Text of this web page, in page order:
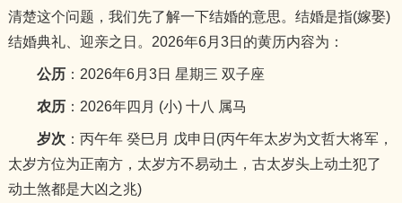
清楚这个问题，我们先了解一下结婚的意思。结婚是指(嫁娶)
结婚典礼、迎亲之日。2026年6月3日的黄历内容为：
公历：2026年6月3日 星期三 双子座
农历：2026年四月 (小) 十八 属马
岁次 ：丙午年 癸巳月 戊申日(丙午年太岁为文哲大将军，
太岁方位为正南方，太岁方不易动土，古太岁头上动土犯了
动土煞都是大凶之兆)